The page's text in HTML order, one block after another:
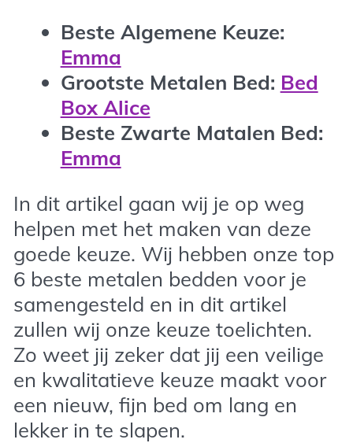
Beste Algemene Keuze:
Emma
Grootste Metalen Bed: Bed
Box Alice
Beste Zwarte Matalen Bed:
Emma
In dit artikel gaan wij je op weg
helpen met het maken van deze
goede keuze. Wij hebben onze top
6 beste metalen bedden voor je
samengesteld en in dit artikel
zullen wij onze keuze toelichten.
Zo weet jij zeker dat jij een veilige
en kwalitatieve keuze maakt voor
een nieuw, fijn bed om lang en
lekker in te slapen.